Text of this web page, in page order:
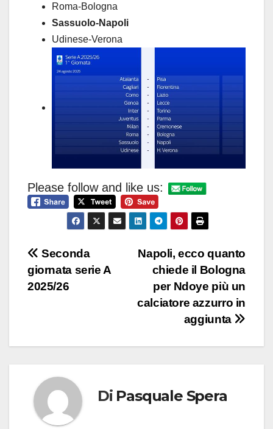
Roma-Bologna
Sassuolo-Napoli
Udinese-Verona
Please follow and like us:
Navigazione
articoli
Napoli, ecco quanto
chiede il Bologna
per Ndoye più un
calciatore azzurro in
aggiunta
Seconda
giornata serie A
2025/26
Di Pasquale Spera